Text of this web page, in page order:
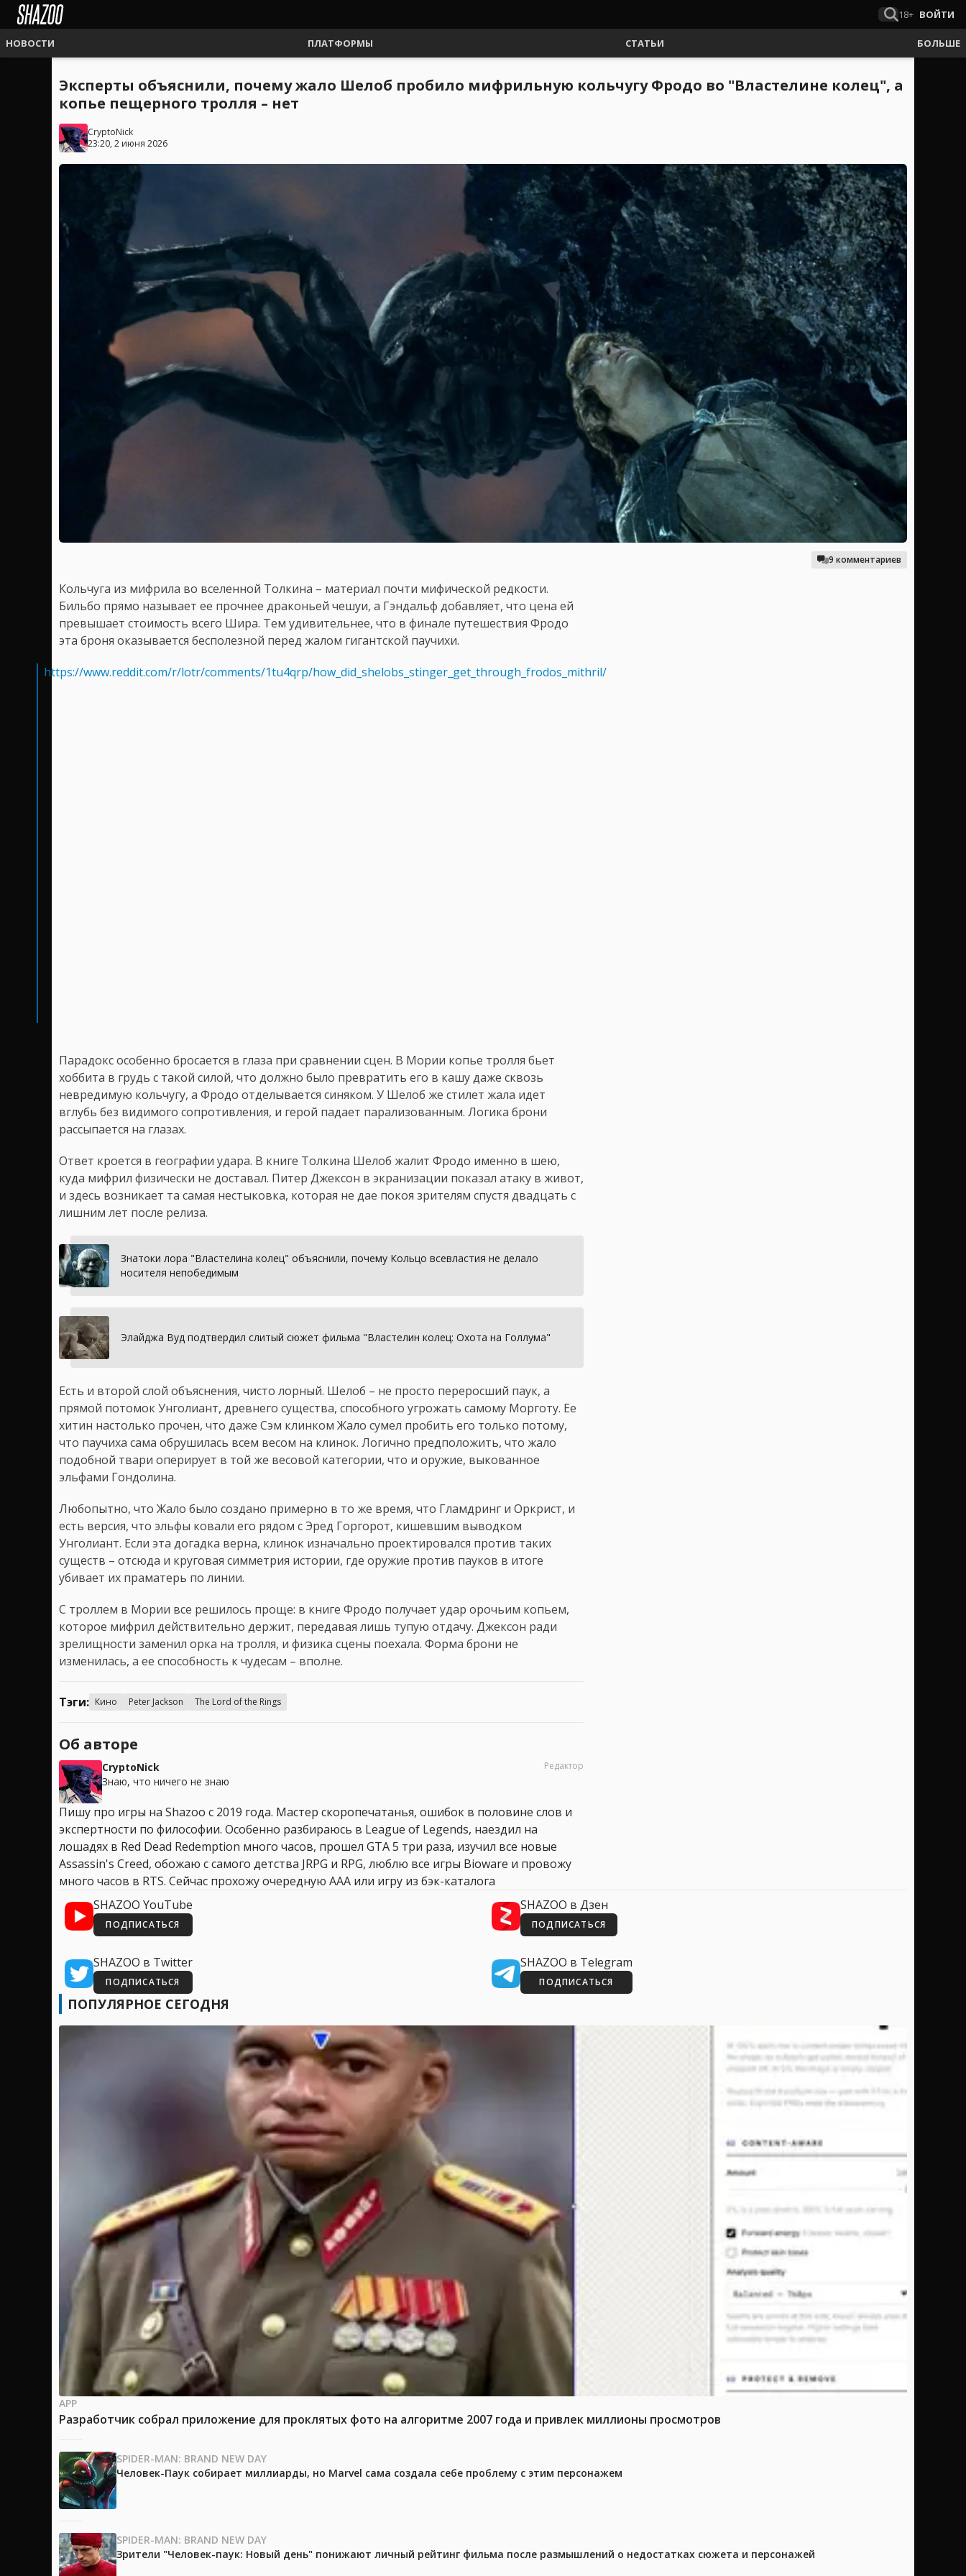
18+ ВОЙТИ
НОВОСТИ ПЛАТФОРМЫ СТАТЬИ БОЛЬШЕ
Эксперты объяснили, почему жало Шелоб пробило мифрильную кольчугу Фродо во "Властелине колец", а
копье пещерного тролля – нет
CryptoNick
23:20, 2 июня 2026
9 комментариев
Кольчуга из мифрила во вселенной Толкина – материал почти мифической редкости.
Бильбо прямо называет ее прочнее драконьей чешуи, а Гэндальф добавляет, что цена ей
превышает стоимость всего Шира. Тем удивительнее, что в финале путешествия Фродо
эта броня оказывается бесполезной перед жалом гигантской паучихи.
https://www.reddit.com/r/lotr/comments/1tu4qrp/how_did_shelobs_stinger_get_through_frodos_mithril/
Парадокс особенно бросается в глаза при сравнении сцен. В Мории копье тролля бьет
хоббита в грудь с такой силой, что должно было превратить его в кашу даже сквозь
невредимую кольчугу, а Фродо отделывается синяком. У Шелоб же стилет жала идет
вглубь без видимого сопротивления, и герой падает парализованным. Логика брони
рассыпается на глазах.
Ответ кроется в географии удара. В книге Толкина Шелоб жалит Фродо именно в шею,
куда мифрил физически не доставал. Питер Джексон в экранизации показал атаку в живот,
и здесь возникает та самая нестыковка, которая не дае покоя зрителям спустя двадцать с
лишним лет после релиза.
Знатоки лора "Властелина колец" объяснили, почему Кольцо всевластия не делало
носителя непобедимым
Элайджа Вуд подтвердил слитый сюжет фильма "Властелин колец: Охота на Голлума"
Есть и второй слой объяснения, чисто лорный. Шелоб – не просто переросший паук, а
прямой потомок Унголиант, древнего существа, способного угрожать самому Морготу. Ее
хитин настолько прочен, что даже Сэм клинком Жало сумел пробить его только потому,
что паучиха сама обрушилась всем весом на клинок. Логично предположить, что жало
подобной твари оперирует в той же весовой категории, что и оружие, выкованное
эльфами Гондолина.
Любопытно, что Жало было создано примерно в то же время, что Гламдринг и Оркрист, и
есть версия, что эльфы ковали его рядом с Эред Горгорот, кишевшим выводком
Унголиант. Если эта догадка верна, клинок изначально проектировался против таких
существ – отсюда и круговая симметрия истории, где оружие против пауков в итоге
убивает их праматерь по линии.
С троллем в Мории все решилось проще: в книге Фродо получает удар орочьим копьем,
которое мифрил действительно держит, передавая лишь тупую отдачу. Джексон ради
зрелищности заменил орка на тролля, и физика сцены поехала. Форма брони не
изменилась, а ее способность к чудесам – вполне.
Тэги: Кино Peter Jackson The Lord of the Rings
Об авторе
CryptoNick
Знаю, что ничего не знаю
Редактор
Пишу про игры на Shazoo с 2019 года. Мастер скоропечатанья, ошибок в половине слов и
экспертности по философии. Особенно разбираюсь в League of Legends, наездил на
лошадях в Red Dead Redemption много часов, прошел GTA 5 три раза, изучил все новые
Assassin's Creed, обожаю с самого детства JRPG и RPG, люблю все игры Bioware и провожу
много часов в RTS. Сейчас прохожу очередную AAA или игру из бэк-каталога
SHAZOO YouTube
ПОДПИСАТЬСЯ
SHAZOO в Дзен
ПОДПИСАТЬСЯ
SHAZOO в Twitter
ПОДПИСАТЬСЯ
SHAZOO в Telegram
ПОДПИСАТЬСЯ
ПОПУЛЯРНОЕ СЕГОДНЯ
APP
Разработчик собрал приложение для проклятых фото на алгоритме 2007 года и привлек миллионы просмотров
SPIDER-MAN: BRAND NEW DAY
Человек-Паук собирает миллиарды, но Marvel сама создала себе проблему с этим персонажем
SPIDER-MAN: BRAND NEW DAY
Зрители "Человек-паук: Новый день" понижают личный рейтинг фильма после размышлений о недостатках сюжета и персонажей